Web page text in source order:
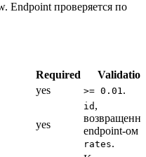
Endpoint проверяется по
Required Validation
yes >= 0.01.
yes
id ,
endpoint-ом
rates.